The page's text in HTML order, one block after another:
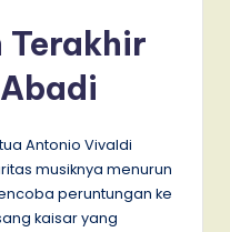
Terakhir
Antonio Vivaldi
musiknya menurun
peruntungan ke
kaisar yang